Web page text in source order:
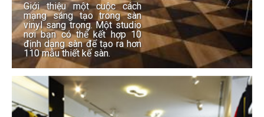
Giới thiệu một cuộc cách
mạng sáng tạo trong sàn
vinyl sang trọng. Một studio
nơi bạn có thể kết hợp 10
định dạng sàn để tạo ra hơn
110 mẫu thiết kế sàn.